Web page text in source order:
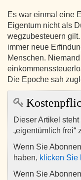
Es war einmal eine
Eigentum nicht als
wegzubesteuern
immer neue
Menschen.
Die Epoche sah
Dieser Artikel
„eigentümlich frei“
Wenn Sie
haben, klicken Sie
Wenn Sie